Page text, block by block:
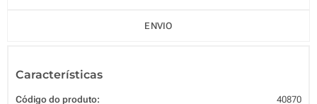
ENVIO
Características
Código do produto: 40870